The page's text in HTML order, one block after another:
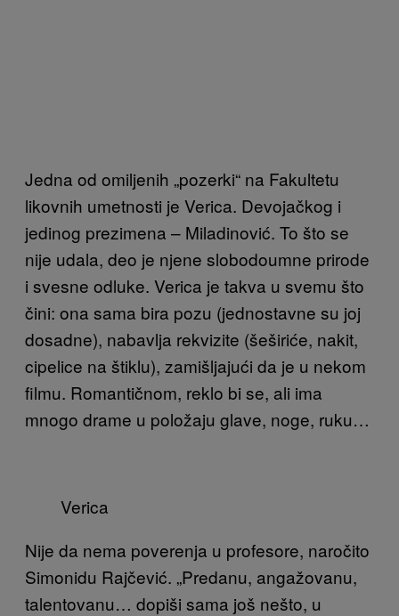
Jedna od omiljenih „pozerki“ na Fakultetu
likovnih umetnosti je Verica. Devojačkog i
jedinog prezimena – Miladinović. To što se
nije udala, deo je njene slobodoumne prirode
i svesne odluke. Verica je takva u svemu što
čini: ona sama bira pozu (jednostavne su joj
dosadne), nabavlja rekvizite (šeširiće, nakit,
cipelice na štiklu), zamišljajući da je u nekom
filmu. Romantičnom, reklo bi se, ali ima
mnogo drame u položaju glave, noge, ruku…
Verica
Nije da nema poverenja u profesore, naročito
Simonidu Rajčević. „Predanu, angažovanu,
talentovanu… dopiši sama još nešto, u